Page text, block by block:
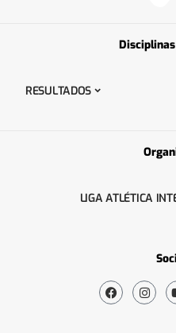
RESULTADOS
LIGA ATLÉTICA